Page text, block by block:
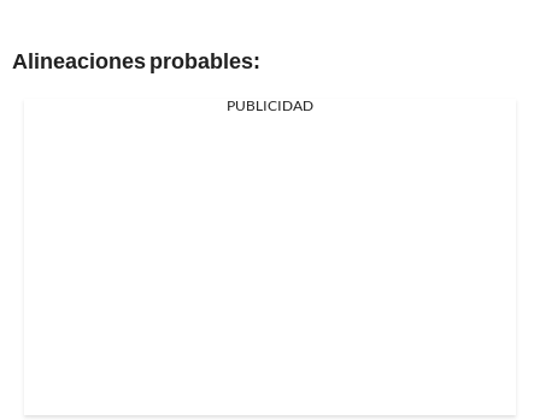
Alineaciones probables:
PUBLICIDAD